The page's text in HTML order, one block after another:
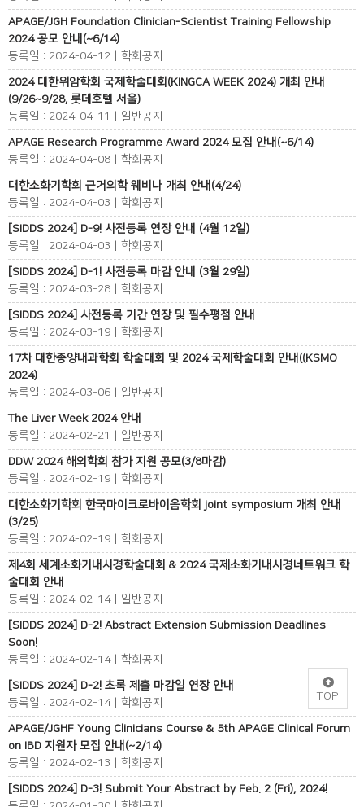
APAGE/JGH Foundation Clinician-Scientist Training Fellowship
2024 공모 안내(~6/14)
등록일 : 2024-04-12 | 학회공지
2024 대한위암학회 국제학술대회(KINGCA WEEK 2024) 개최 안내
(9/26~9/28, 롯데호텔 서울)
등록일 : 2024-04-11 | 일반공지
APAGE Research Programme Award 2024 모집 안내(~6/14)
등록일 : 2024-04-08 | 학회공지
대한소화기학회 근거의학 웨비나 개최 안내(4/24)
등록일 : 2024-04-03 | 학회공지
[SIDDS 2024] D-9! 사전등록 연장 안내 (4월 12일)
등록일 : 2024-04-03 | 학회공지
[SIDDS 2024] D-1! 사전등록 마감 안내 (3월 29일)
등록일 : 2024-03-28 | 학회공지
[SIDDS 2024] 사전등록 기간 연장 및 필수평점 안내
등록일 : 2024-03-19 | 학회공지
17차 대한종양내과학회 학술대회 및 2024 국제학술대회 안내((KSMO
2024)
등록일 : 2024-03-06 | 일반공지
The Liver Week 2024 안내
등록일 : 2024-02-21 | 일반공지
DDW 2024 해외학회 참가 지원 공모(3/8마감)
등록일 : 2024-02-19 | 학회공지
대한소화기학회 한국마이크로바이옴학회 joint symposium 개최 안내
(3/25)
등록일 : 2024-02-19 | 학회공지
제4회 세계소화기내시경학술대회 & 2024 국제소화기내시경네트워크 학
술대회 안내
등록일 : 2024-02-14 | 일반공지
[SIDDS 2024] D-2! Abstract Extension Submission Deadlines
Soon!
등록일 : 2024-02-14 | 학회공지
[SIDDS 2024] D-2! 초록 제출 마감일 연장 안내
등록일 : 2024-02-14 | 학회공지
APAGE/JGHF Young Clinicians Course & 5th APAGE Clinical Forum
on IBD 지원자 모집 안내(~2/14)
등록일 : 2024-02-13 | 학회공지
[SIDDS 2024] D-3! Submit Your Abstract by Feb. 2 (Fri), 2024!
TOP